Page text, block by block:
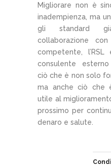
Migliorare non è
inadempienza, ma
gli standard
collaborazione
competente,
consulente
ciò che è non solo
ma anche ciò che
utile al
prossimo per
denaro e salute.